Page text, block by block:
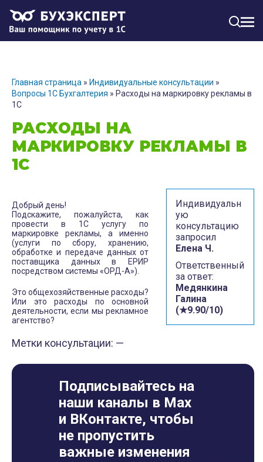
Главная страница » Индивидуальные консультации »
Вопросы 1С Бухгалтерия » Расходы на маркировку рекламы в
1С
РАСХОДЫ НА
МАРКИРОВКУ РЕКЛАМЫ В
1С
Индивидуальн
ую
консультацию
запросил
Елена Ч.
Ответственный
за ответ:
Медянкина
Галина
(★9.90/10)
Добрый день!
Подскажите, пожалуйста, как
провести в 1С услугу по
маркировке рекламы, а именно
(услуги по сбору, хранению,
обработке и передаче данных от
поставщика данных в ЕРИР
посредством системы «ОРД-А»).
Это общехозяйственные расходы?
Или это расходы по основной
деятельности, если мы рекламное
агентство?
Метки консультации: —
Подписывайтесь на
наши каналы в Max
и ВКонтакте, чтобы
не пропустить
важные изменения